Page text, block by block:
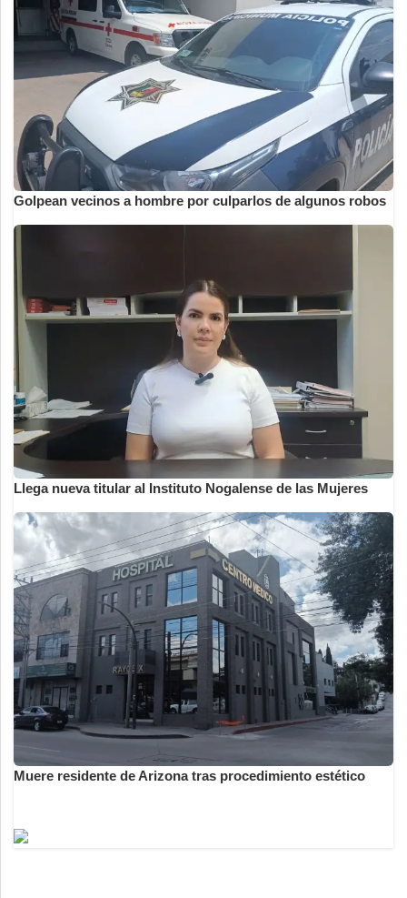
Golpean vecinos a hombre por culparlos de algunos robos
Llega nueva titular al Instituto Nogalense de las Mujeres
Muere residente de Arizona tras procedimiento estético